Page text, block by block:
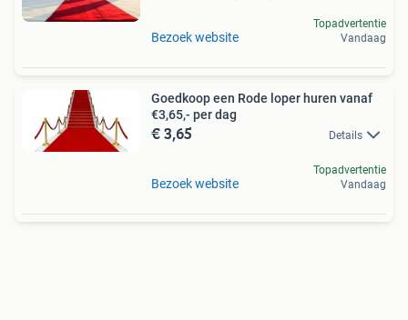
Bezoek website
Topadvertentie
Vandaag
Goedkoop een Rode loper huren vanaf
€3,65,- per dag
€ 3,65 Details
Bezoek website
Topadvertentie
Vandaag